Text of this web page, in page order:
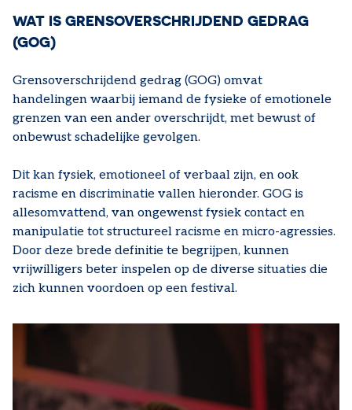
WAT IS GRENSOVERSCHRIJDEND GEDRAG
(GOG)
Grensoverschrijdend gedrag (GOG) omvat
handelingen waarbij iemand de fysieke of emotionele
grenzen van een ander overschrijdt, met bewust of
onbewust schadelijke gevolgen.
Dit kan fysiek, emotioneel of verbaal zijn, en ook
racisme en discriminatie vallen hieronder. GOG is
allesomvattend, van ongewenst fysiek contact en
manipulatie tot structureel racisme en micro-agressies.
Door deze brede definitie te begrijpen, kunnen
vrijwilligers beter inspelen op de diverse situaties die
zich kunnen voordoen op een festival.